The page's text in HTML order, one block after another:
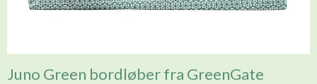
Juno Green bordløber fra GreenGate